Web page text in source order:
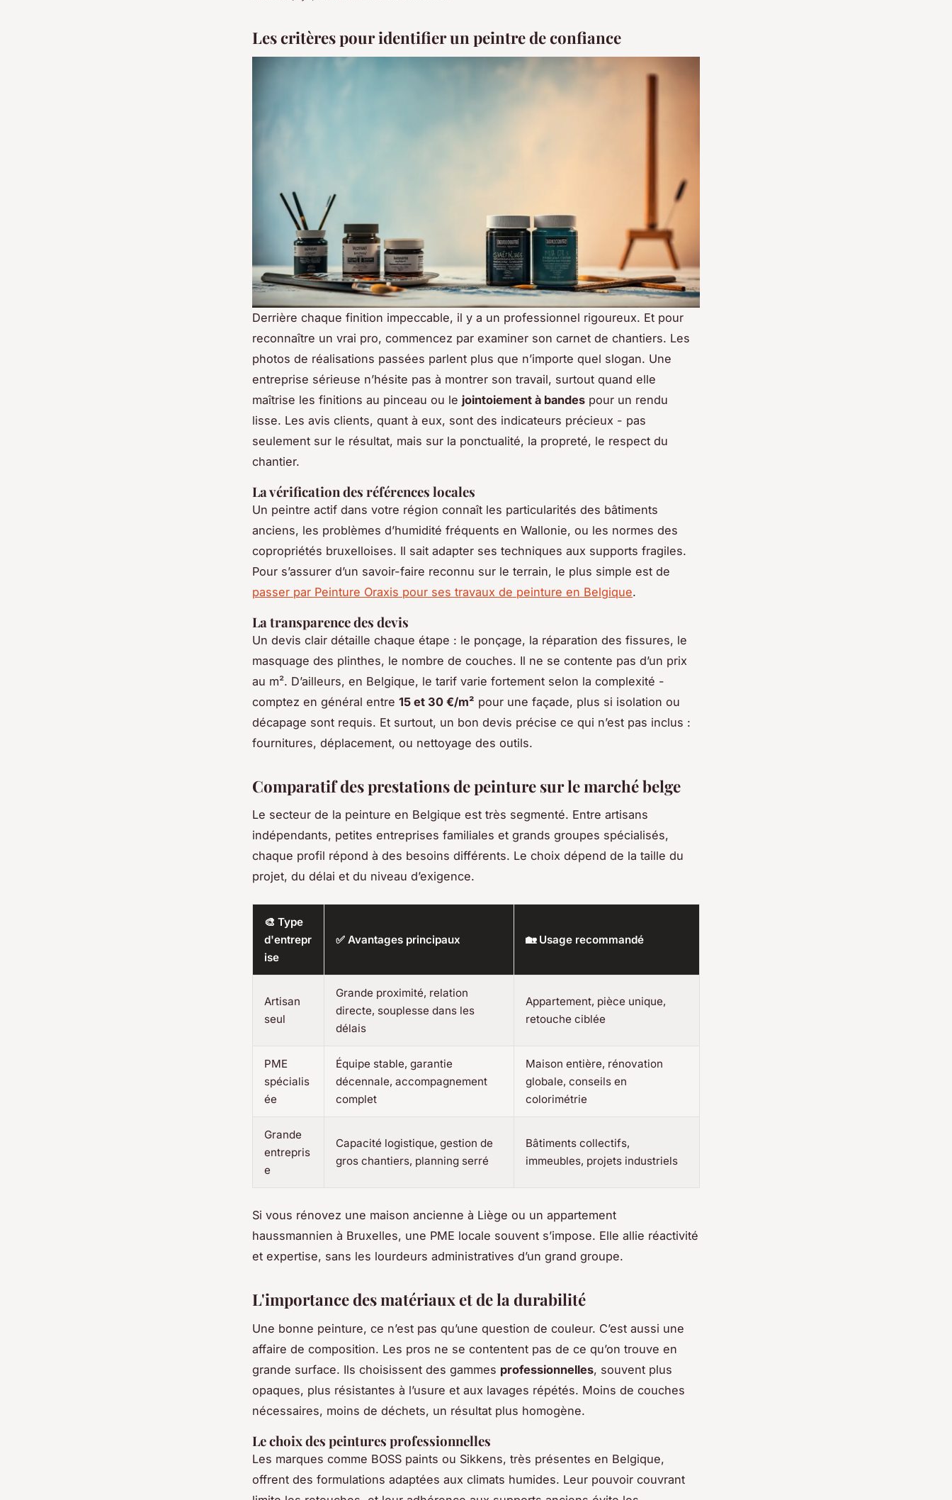
Les critères pour identifier un peintre de confiance
Derrière chaque finition impeccable, il y a un professionnel rigoureux. Et pour
reconnaître un vrai pro, commencez par examiner son carnet de chantiers. Les
photos de réalisations passées parlent plus que n’importe quel slogan. Une
entreprise sérieuse n’hésite pas à montrer son travail, surtout quand elle
maîtrise les finitions au pinceau ou le jointoiement à bandes pour un rendu
lisse. Les avis clients, quant à eux, sont des indicateurs précieux - pas
seulement sur le résultat, mais sur la ponctualité, la propreté, le respect du
chantier.
La vérification des références locales
Un peintre actif dans votre région connaît les particularités des bâtiments
anciens, les problèmes d’humidité fréquents en Wallonie, ou les normes des
copropriétés bruxelloises. Il sait adapter ses techniques aux supports fragiles.
Pour s’assurer d’un savoir-faire reconnu sur le terrain, le plus simple est de
passer par Peinture Oraxis pour ses travaux de peinture en Belgique.
La transparence des devis
Un devis clair détaille chaque étape : le ponçage, la réparation des fissures, le
masquage des plinthes, le nombre de couches. Il ne se contente pas d’un prix
au m². D’ailleurs, en Belgique, le tarif varie fortement selon la complexité -
comptez en général entre 15 et 30 €/m² pour une façade, plus si isolation ou
décapage sont requis. Et surtout, un bon devis précise ce qui n’est pas inclus :
fournitures, déplacement, ou nettoyage des outils.
Comparatif des prestations de peinture sur le marché belge
Le secteur de la peinture en Belgique est très segmenté. Entre artisans
indépendants, petites entreprises familiales et grands groupes spécialisés,
chaque profil répond à des besoins différents. Le choix dépend de la taille du
projet, du délai et du niveau d’exigence.
🎨 Type
d'entrepr
ise
✅ Avantages principaux 🏡 Usage recommandé
Artisan
seul
Grande proximité, relation
directe, souplesse dans les
délais
Appartement, pièce unique,
retouche ciblée
PME
spécialis
ée
Équipe stable, garantie
décennale, accompagnement
complet
Maison entière, rénovation
globale, conseils en
colorimétrie
Grande
entrepris
e
Capacité logistique, gestion de
gros chantiers, planning serré
Bâtiments collectifs,
immeubles, projets industriels
Si vous rénovez une maison ancienne à Liège ou un appartement
haussmannien à Bruxelles, une PME locale souvent s’impose. Elle allie réactivité
et expertise, sans les lourdeurs administratives d’un grand groupe.
L'importance des matériaux et de la durabilité
Une bonne peinture, ce n’est pas qu’une question de couleur. C’est aussi une
affaire de composition. Les pros ne se contentent pas de ce qu’on trouve en
grande surface. Ils choisissent des gammes professionnelles, souvent plus
opaques, plus résistantes à l’usure et aux lavages répétés. Moins de couches
nécessaires, moins de déchets, un résultat plus homogène.
Le choix des peintures professionnelles
Les marques comme BOSS paints ou Sikkens, très présentes en Belgique,
offrent des formulations adaptées aux climats humides. Leur pouvoir couvrant